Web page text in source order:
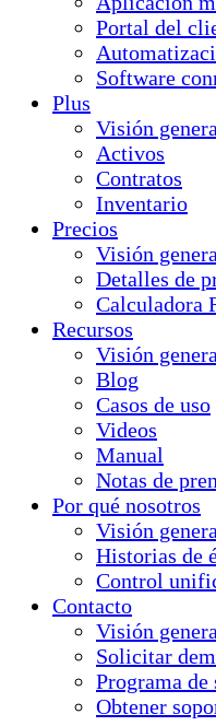
Portal del
Software
Plus
Visión
Activos
Contratos
Inventario
Precios
Visión
Detalles de
Calculadora
Recursos
Visión
Blog
Casos de uso
Videos
Manual
Notas de
Por qué nosotros
Visión
Historias de
Control
Contacto
Visión
Solicitar
Programa de
Obtener